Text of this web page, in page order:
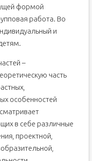
формой
работа. Во
и
–
часть
особенностей
в себе различные
проектной,